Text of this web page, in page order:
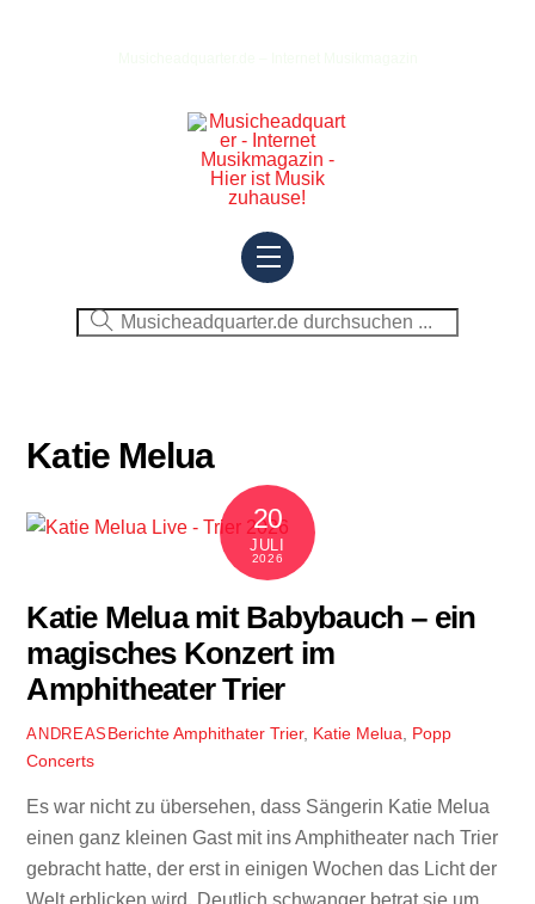
Menu
Katie Melua
20
JULI
2026
Katie Melua mit Babybauch – ein
magisches Konzert im
Amphitheater Trier
ANDREAS BerichteAmphithater Trier, Katie Melua
Popp
Concerts
Es war nicht zu übersehen, dass Sängerin Katie Melua
einen ganz kleinen Gast mit ins Amphitheater nach Trier
gebracht hatte, der erst in einigen Wochen das Licht der
Welt erblicken wird. Deutlich schwanger betrat sie um